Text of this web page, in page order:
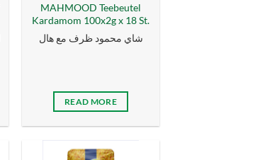
MAHMOOD Teebeutel
Kardamom 100x2g x 18 St.
شاي محمود ظرف مع هال
READ MORE